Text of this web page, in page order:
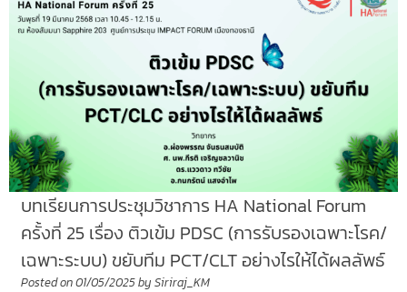
บทเรียนการประชุมวิชาการ HA National Forum
ครั้งที่ 25 เรื่อง ติวเข้ม PDSC (การรับรองเฉพาะโรค/
เฉพาะระบบ) ขยับทีม PCT/CLT อย่างไรให้ได้ผลลัพธ์
Posted on01/05/2025by Siriraj_KM